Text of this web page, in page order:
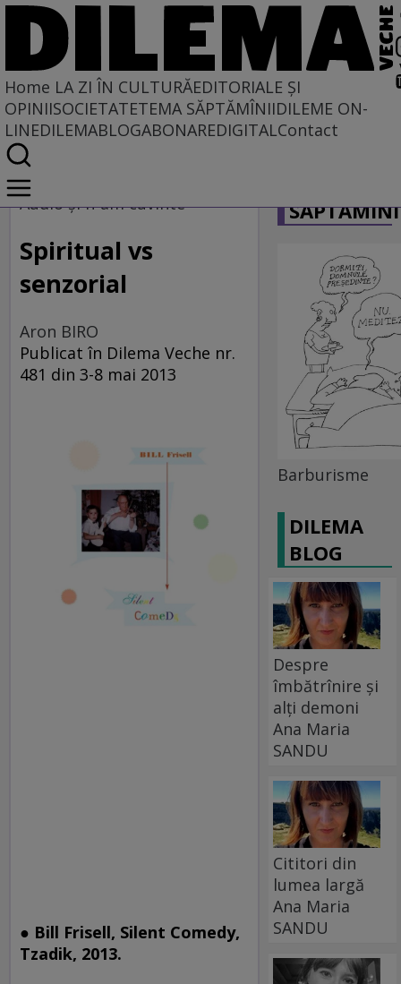
Home LA ZI ÎN CULTURĂEDITORIALE ȘI
OPINIISOCIETATETEMA SĂPTĂMÎNIIDILEME ON-
LINEDILEMABLOGABONAREDIGITALContact
Home
La zi în cultură
MUZICĂ
Audio şi n-am cuvinte
Spiritual vs
senzorial
Aron BIRO
Publicat în Dilema Veche nr.
481 din 3-8 mai 2013
● Bill Frisell, Silent Comedy,
Tzadik, 2013.
Barburisme
DILEMA
BLOG
Despre
îmbătrînire și
alți demoni
Ana Maria
SANDU
Cititori din
lumea largă
Ana Maria
SANDU